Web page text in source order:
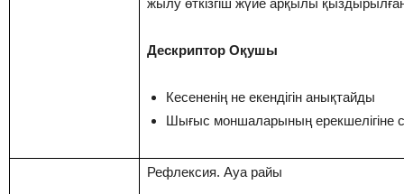
Дескриптор Оқушы
Кесененің не екендігін анықтайды
Шығыс моншаларының ерекшелігіне
Рефлексия. Ауа райы